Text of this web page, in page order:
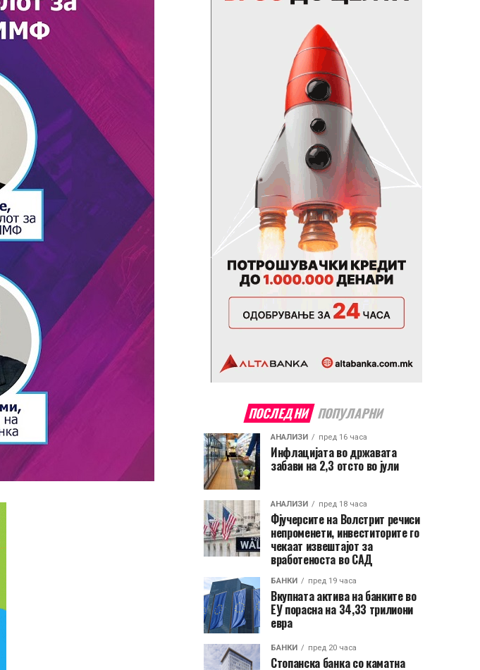
ПОСЛЕДНИ ПОПУЛАРНИ
АНАЛИЗИ пред 16 часа
Инфлацијата во државата
забави на 2,3 отсто во јули
АНАЛИЗИ пред 18 часа
Фјучерсите на Волстрит речиси
непроменети, инвеститорите го
чекаат извештајот за
вработеноста во САД
БАНКИ пред 19 часа
Вкупната актива на банките во
ЕУ порасна на 34,33 трилиони
евра
БАНКИ пред 20 часа
Стопанска банка со каматна